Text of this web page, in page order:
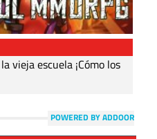
vieja escuela ¡Cómo los
POWERED BY ADDOOR